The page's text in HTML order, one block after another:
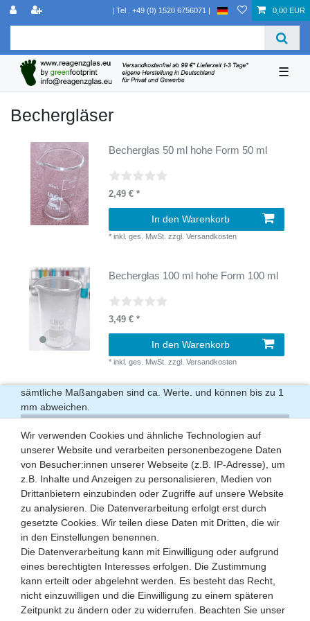
0,00 EUR
☰
Bechergläser
Becherglas 50 ml hohe Form 50 ml
2,49 € *
In den Warenkorb
*inkl. ges. MwSt. zzgl.Versandkosten
Becherglas 100 ml hohe Form 100 ml
3,49 € *
In den Warenkorb
*inkl. ges. MwSt. zzgl.Versandkosten
sämtliche Maßangaben sind ca. Werte. und können bis zu 1
mm abweichen.
Lieferzeit ab 1 bis 3 Werktage
Versand ab 4.50 € max. 13.90 €
Wir verwenden Cookies und ähnliche Technologien auf
unserer Website und verarbeiten personenbezogene Daten
von Besucher:innen unserer Webseite (z.B. IP-Adresse), um
z.B. Inhalte und Anzeigen zu personalisieren, Medien von
Drittanbietern einzubinden oder Zugriffe auf unsere Website
zu analysieren. Die Datenverarbeitung erfolgt erst durch
gesetzte Cookies. Wir teilen diese Daten mit Dritten, die wir
in den Einstellungen benennen.
Die Datenverarbeitung kann mit Einwilligung oder aufgrund
eines berechtigten Interesses erfolgen. Die Zustimmung
kann erteilt oder abgelehnt werden. Es besteht das Recht,
nicht einzuwilligen und die Einwilligung zu einem späteren
Zeitpunkt zu ändern oder zu widerrufen. Beachten Sie unser